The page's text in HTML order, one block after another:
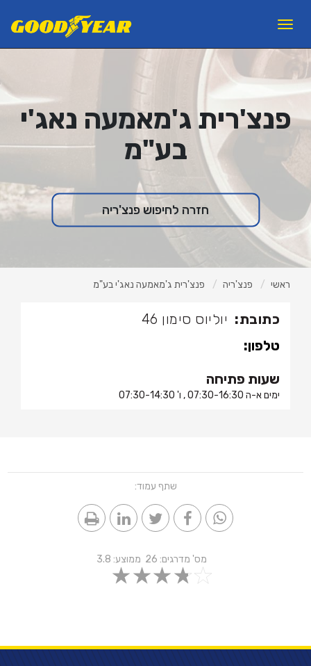
×
צמיגים לרכב פרטי
צמיגי משא ואוטובוסים
צמיגים לעבודות עפר
ראשי
אודות ב.מ.ב
צור קשר
למה GOODYEAR?
Toggle
פנצ'רית ג'מאמעה נאג'י
בע"מ
חזרה לחיפוש פנצ'ריה
ראשי פנצ'ריה פנצ'רית ג'מאמעה נאג'י בע"מ
כתובת: יוליוס סימון 46
טלפון:
שעות פתיחה
ימים א-ה 07:30-16:30 , ו' 07:30-14:30
שתף עמוד:
מס' מדרגים: 26 ממוצע: 3.8